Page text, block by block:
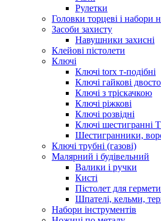
Рулетки
Головки торцеві і набори
Засоби захисту
Навушники захисні
Клейові пістолети
Ключі
Ключі torx т-подібні
Ключі гайкові
Ключі з тріскачкою
Ключі ріжкові
Ключі розвідні
Ключі шестигранні Т
Шестигранники,
Ключі трубні (газові)
Малярний і будівельний
Валики і ручки
Кисті
Пістолет для
Шпателі, кельми,
Набори інструментів